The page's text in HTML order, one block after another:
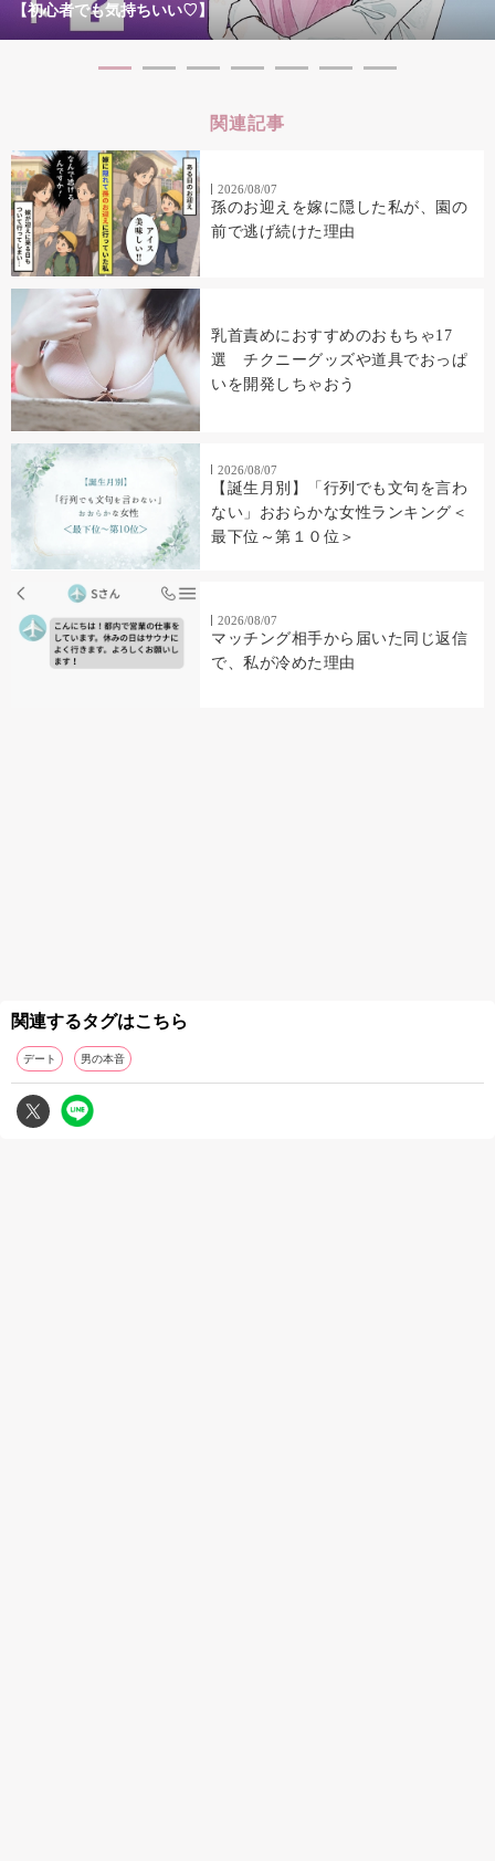
【初心者でも気持ちいい♡】
関連記事
2026/08/07
孫のお迎えを嫁に隠した私が、園の
前で逃げ続けた理由
乳首責めにおすすめのおもちゃ17
選 チクニーグッズや道具でおっぱ
いを開発しちゃおう
2026/08/07
【誕生月別】「行列でも文句を言わ
ない」おおらかな女性ランキング＜
最下位～第１０位＞
2026/08/07
マッチング相手から届いた同じ返信
で、私が冷めた理由
関連するタグはこちら
デート 男の本音